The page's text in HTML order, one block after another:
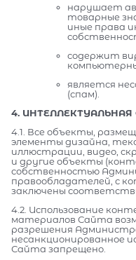
нарушает
товарные
иные права
содержит
является
(спам).
4.
4.1. Все объекты,
элементы дизайна,
иллюстрации, видео,
и другие объекты
собственностью
правообладателей, с
заключены
4.2. Использование
материалов Сайта
разрешения
несанкционированное
Сайта запрещено.